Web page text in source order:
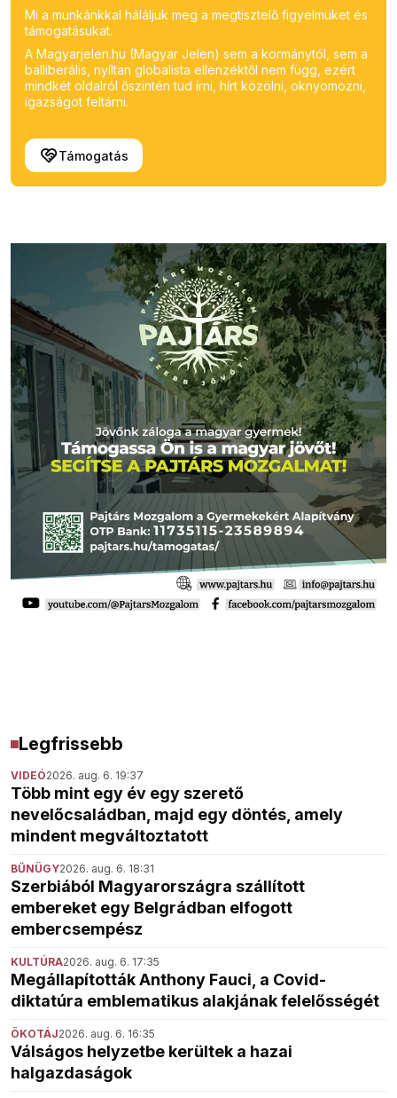
Mi a munkánkkal háláljuk meg a megtisztelő figyelmüket és
támogatásukat.
A Magyarjelen.hu (Magyar Jelen) sem a kormánytól, sem a
balliberális, nyíltan globalista ellenzéktől nem függ, ezért
mindkét oldalról őszintén tud írni, hírt közölni, oknyomozni,
igazságot feltárni.
Támogatás
Legfrissebb
VIDEÓ2026. aug. 6. 19:37
Több mint egy év egy szerető
nevelőcsaládban, majd egy döntés, amely
mindent megváltoztatott
BŰNÜGY2026. aug. 6. 18:31
Szerbiából Magyarországra szállított
embereket egy Belgrádban elfogott
embercsempész
KULTÚRA2026. aug. 6. 17:35
Megállapították Anthony Fauci, a Covid-
diktatúra emblematikus alakjának felelősségét
ÖKOTÁJ2026. aug. 6. 16:35
Válságos helyzetbe kerültek a hazai
halgazdaságok